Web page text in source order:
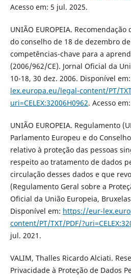
Acesso em: 5 jul. 2025.
UNIÃO EUROPEIA.
do conselho de 18 de dezembro
competências-chave para a
(2006/962/CE). Jornal Oficial da
10-18, 30 dez. 2006. Disponível em:
lex.europa.eu/legal-content/PT/
uri=CELEX:32006H0962. Acesso
UNIÃO EUROPEIA. Regulamento
Parlamento Europeu e do
relativo à proteção das pessoas
respeito ao tratamento de dados
circulação desses dados e que
(Regulamento Geral sobre a
Oficial da União Europeia,
Disponível em: https://eur-
content/PT/TXT/PDF/
jul. 2021.
VALIM, Thalles Ricardo Alciati.
Privacidade à Proteção de Dados